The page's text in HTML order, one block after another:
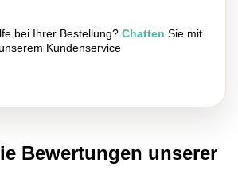
bei Ihrer Bestellung? Chatten Sie mit
Kundenservice
Bewertungen unserer